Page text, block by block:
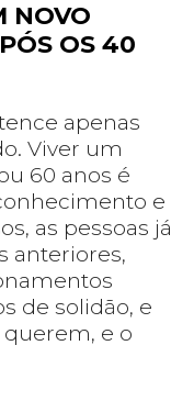
NOVO
OS 40
apenas
Viver um
60 anos é
e
as pessoas já
anteriores,
de solidão, e
e o